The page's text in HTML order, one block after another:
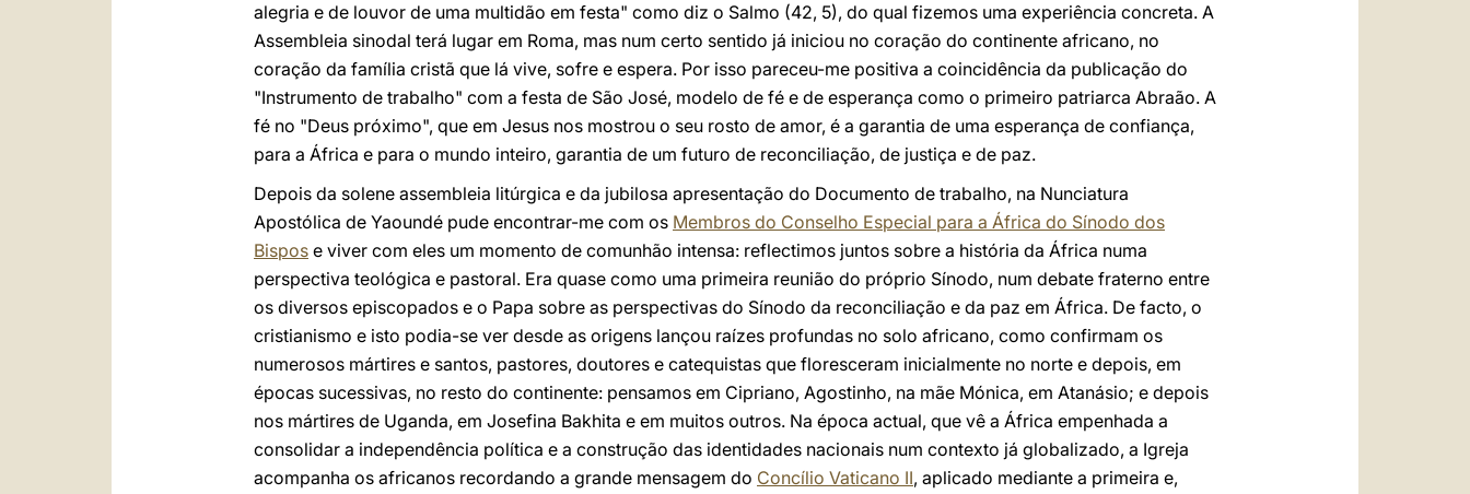
alegria e de louvor de uma multidão em festa" como diz o Salmo (42, 5), do qual fizemos uma experiência concreta. A
Assembleia sinodal terá lugar em Roma, mas num certo sentido já iniciou no coração do continente africano, no
coração da família cristã que lá vive, sofre e espera. Por isso pareceu-me positiva a coincidência da publicação do
"Instrumento de trabalho" com a festa de São José, modelo de fé e de esperança como o primeiro patriarca Abraão. A
fé no "Deus próximo", que em Jesus nos mostrou o seu rosto de amor, é a garantia de uma esperança de confiança,
para a África e para o mundo inteiro, garantia de um futuro de reconciliação, de justiça e de paz.
Depois da solene assembleia litúrgica e da jubilosa apresentação do Documento de trabalho, na Nunciatura
Apostólica de Yaoundé pude encontrar-me com os Membros do Conselho Especial para a África do Sínodo dos
Bispos e viver com eles um momento de comunhão intensa: reflectimos juntos sobre a história da África numa
perspectiva teológica e pastoral. Era quase como uma primeira reunião do próprio Sínodo, num debate fraterno entre
os diversos episcopados e o Papa sobre as perspectivas do Sínodo da reconciliação e da paz em África. De facto, o
cristianismo e isto podia-se ver desde as origens lançou raízes profundas no solo africano, como confirmam os
numerosos mártires e santos, pastores, doutores e catequistas que floresceram inicialmente no norte e depois, em
épocas sucessivas, no resto do continente: pensamos em Cipriano, Agostinho, na mãe Mónica, em Atanásio; e depois
nos mártires de Uganda, em Josefina Bakhita e em muitos outros. Na época actual, que vê a África empenhada a
consolidar a independência política e a construção das identidades nacionais num contexto já globalizado, a Igreja
acompanha os africanos recordando a grande mensagem do Concílio Vaticano II, aplicado mediante a primeira e,